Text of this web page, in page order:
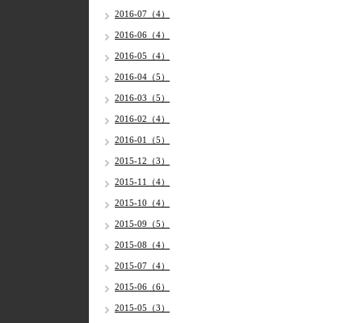
2016-07（4）
2016-06（4）
2016-05（4）
2016-04（5）
2016-03（5）
2016-02（4）
2016-01（5）
2015-12（3）
2015-11（4）
2015-10（4）
2015-09（5）
2015-08（4）
2015-07（4）
2015-06（6）
2015-05（3）